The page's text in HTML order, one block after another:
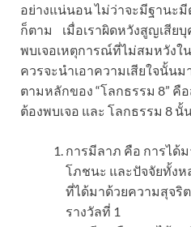
อย่างแน่นอน ไม่ว่าจะมีฐานะ
ก็ตาม
เมื่อเราผิดหวังสูญเสีย
พบเจอเหตุการณ์ที่ไม่สมหวังใ
ควรจะนำเอาความเสียใจนั้นม
ตามหลักของ “โลกธรรม 8”
ต้องพบเจอ และ โลกธรรม 8 นั้
การมีลาภ คือ การได้
โภชนะ และปัจจัยทั้งห
ที่ได้มาด้วยความสุจริ
รางวัลที่ 1